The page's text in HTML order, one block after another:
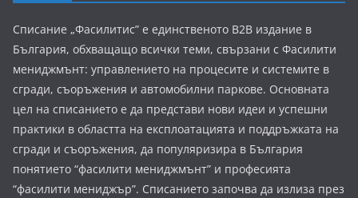
Списание „Фасилитис” е единственото B2B издание в
България, обхващащо всички теми, свързани с Фасилити
мениджмънт: управлението на процесите и системите в
сгради, съоръжения и автомобилни паркове. Основната
цел на списанието е да представи нови идеи и успешни
практики в областта на експлоатацията и поддръжката на
сгради и съоръжения, да популяризира в България
понятието “фасилити мениджмънт” и професията
“фасилити мениджър”. Списанието започва да излиза през